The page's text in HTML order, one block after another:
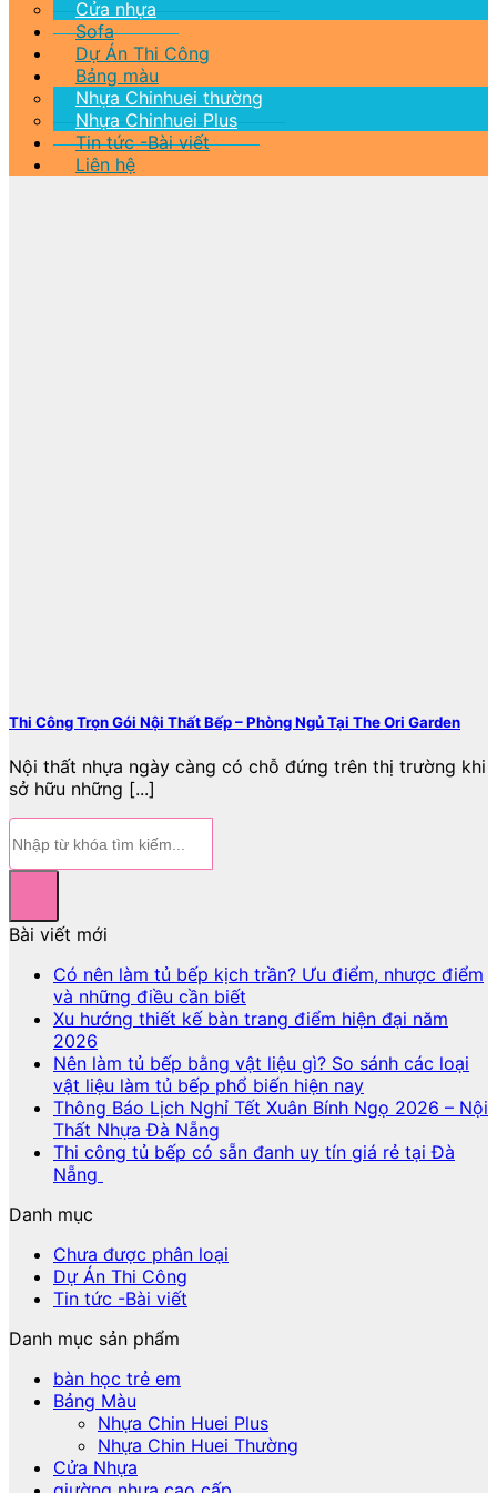
Cửa nhựa
Sofa
Dự Án Thi Công
Bảng màu
Nhựa Chinhuei thường
Nhựa Chinhuei Plus
Tin tức -Bài viết
Liên hệ
Thi Công Trọn Gói Nội Thất Bếp – Phòng Ngủ Tại The Ori Garden
Nội thất nhựa ngày càng có chỗ đứng trên thị trường khi
sở hữu những [...]
Bài viết mới
Có nên làm tủ bếp kịch trần? Ưu điểm, nhược điểm
và những điều cần biết
Xu hướng thiết kế bàn trang điểm hiện đại năm
2026
Nên làm tủ bếp bằng vật liệu gì? So sánh các loại
vật liệu làm tủ bếp phổ biến hiện nay
Thông Báo Lịch Nghỉ Tết Xuân Bính Ngọ 2026 – Nội
Thất Nhựa Đà Nẵng
Thi công tủ bếp có sẵn đanh uy tín giá rẻ tại Đà
Nẵng
Danh mục
Chưa được phân loại
Dự Án Thi Công
Tin tức -Bài viết
Danh mục sản phẩm
bàn học trẻ em
Bảng Màu
Nhựa Chin Huei Plus
Nhựa Chin Huei Thường
Cửa Nhựa